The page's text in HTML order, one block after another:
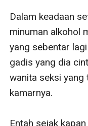
Dalam keadaan
minuman alkohol
yang sebentar
gadis yang dia
wanita seksi
kamarnya.
Entah sejak